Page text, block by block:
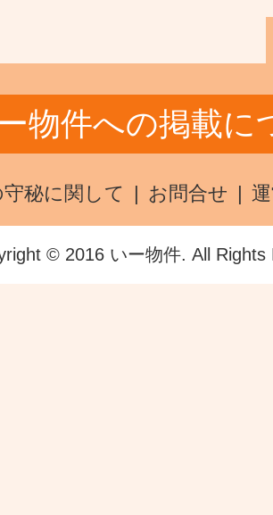
物件への掲載に
秘に関して お問合せ
© 2016 いー物件. All Rights